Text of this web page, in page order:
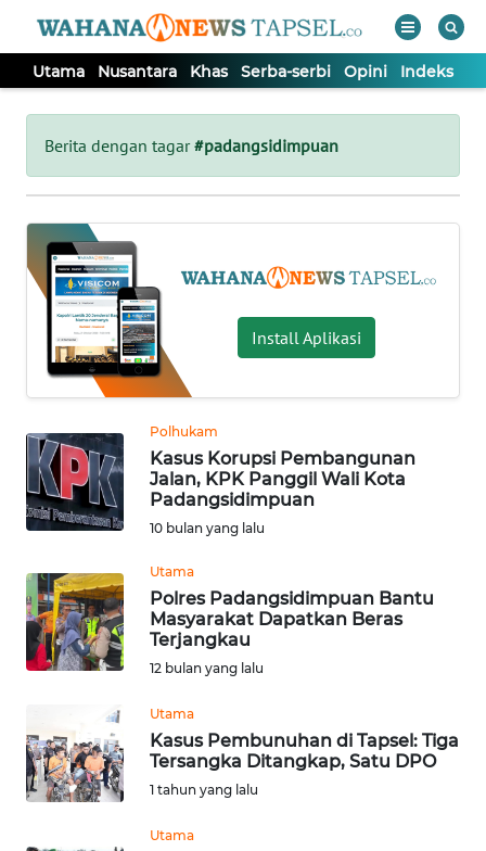
Utama Nusantara Khas Serba-serbi Opini Indeks
Berita dengan tagar#padangsidimpuan
Install Aplikasi
Polhukam
Kasus Korupsi Pembangunan
Jalan, KPK Panggil Wali Kota
Padangsidimpuan
10 bulan yang lalu
Utama
Polres Padangsidimpuan Bantu
Masyarakat Dapatkan Beras
Terjangkau
12 bulan yang lalu
Utama
Kasus Pembunuhan di Tapsel: Tiga
Tersangka Ditangkap, Satu DPO
1 tahun yang lalu
Utama
Tutup
UTAMA
NUSANTARA
KHAS
SERBA-
SERBI
OPINI
Informasi
INDEKS
BERITA
KONTAK
KAMI
IKLAN